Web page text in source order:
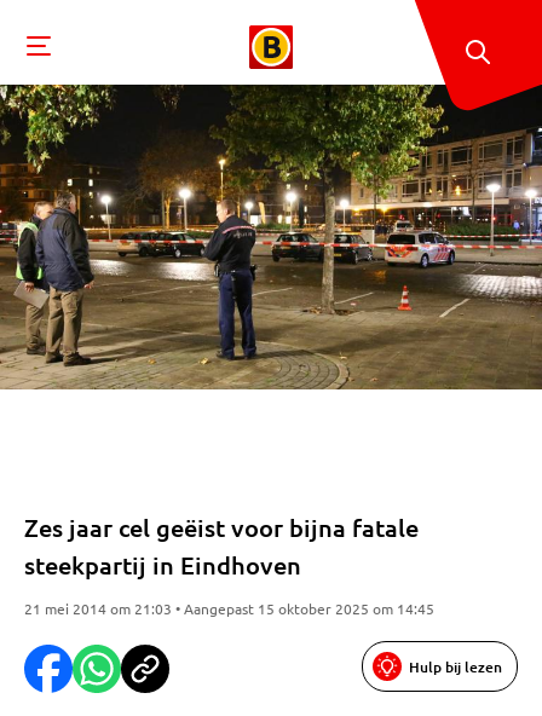
Zes jaar cel geëist voor bijna fatale
steekpartij in Eindhoven
21 mei 2014 om 21:03 • Aangepast 15 oktober 2025 om 14:45
Hulp bij lezen